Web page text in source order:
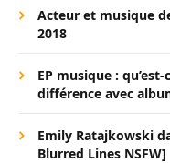
Acteur et musique
2018
EP musique :
différence avec
Emily Ratajkowski
Blurred Lines NSFW]